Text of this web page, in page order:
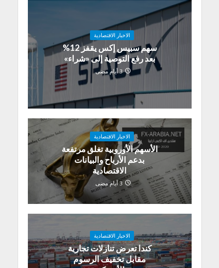
الاخبار الاقتصادية
سهم سبيس إكس يقفز 12%
بعد رفع التوصية إلى «شراء»
3 أيام مضى
الاخبار الاقتصادية
الأسهم الأوروبية تغلق مرتفعة
بدعم الأرباح والبيانات
الاقتصادية
3 أيام مضى
الاخبار الاقتصادية
كندا تعرض تنازلات تجارية
مقابل تخفيف الرسوم